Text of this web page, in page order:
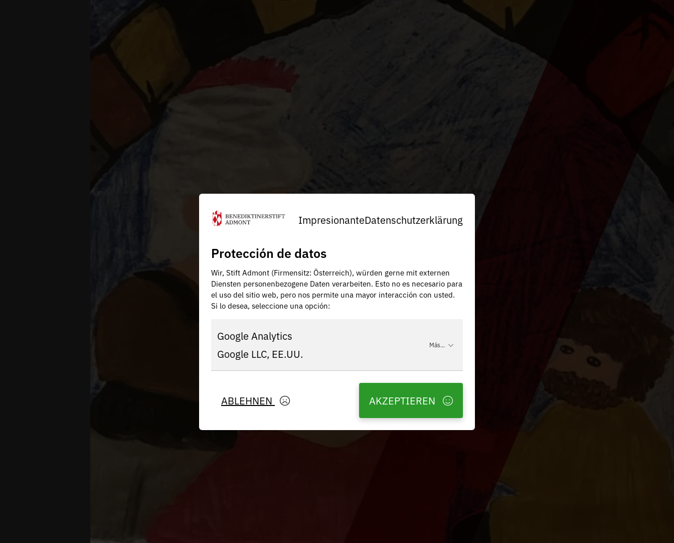
ImpresionanteDatenschutzerklärung
Protección de datos
Wir, Stift Admont (Firmensitz: Österreich), würden gerne mit externen
Diensten personenbezogene Daten verarbeiten. Esto no es necesario para
el uso del sitio web, pero nos permite una mayor interacción con usted.
Si lo desea, seleccione una opción:
Google Analytics
Google LLC, EE.UU.
Más...
ABLEHNEN AKZEPTIEREN